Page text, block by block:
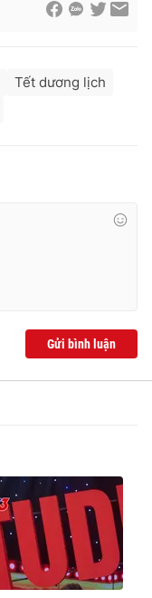
Tết dương lịch
Gửi bình luận